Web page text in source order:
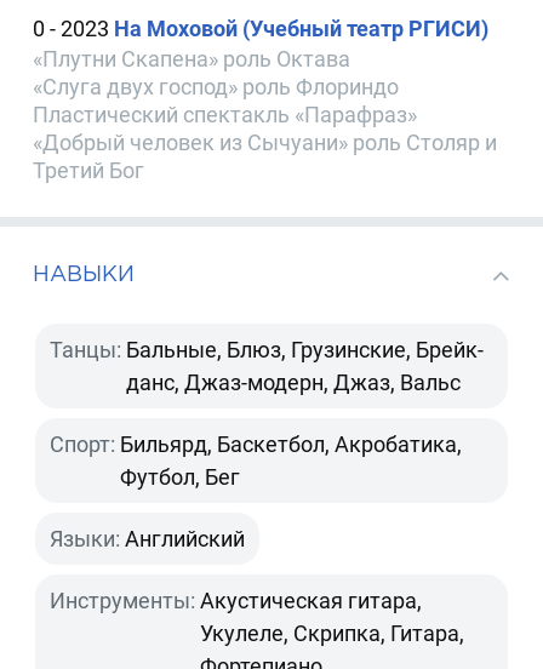
0 - 2023 На Моховой (Учебный театр РГИСИ)
«Плутни Скапена» роль Октава
«Слуга двух господ» роль Флориндо
Пластический спектакль «Парафраз»
«Добрый человек из Сычуани» роль Столяр и
Третий Бог
НАВЫКИ
Танцы: Бальные, Блюз, Грузинские, Брейк-
данс, Джаз-модерн, Джаз, Вальс
Спорт: Бильярд, Баскетбол, Акробатика,
Футбол, Бег
Языки: Английский
Инструменты: Акустическая гитара,
Укулеле, Скрипка, Гитара,